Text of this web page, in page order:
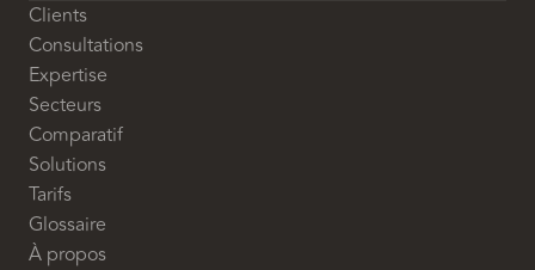
Clients
Consultations
Expertise
Secteurs
Comparatif
Solutions
Tarifs
Glossaire
À propos